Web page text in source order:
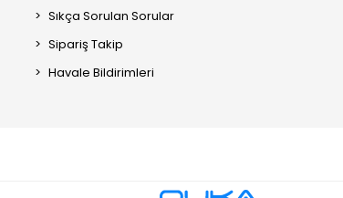
Sıkça Sorulan Sorular
Sipariş Takip
Havale Bildirimleri